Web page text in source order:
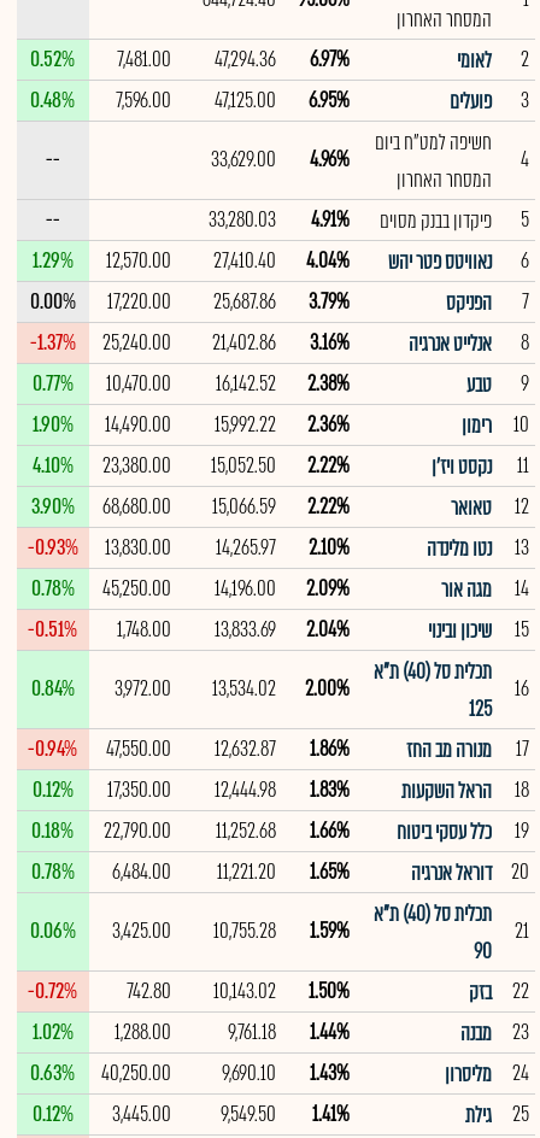
המסחר האחרון
2
לאומי 6.97%
47,294.36
7,481.00
0.52%
3
פועלים 6.95%
47,125.00
7,596.00
0.48%
4
חשיפה למט"ח ביום
המסחר האחרון
4.96%
33,629.00
--
5
פיקדון בבנק מסוים 4.91%
33,280.03
--
6
נאוויטס פטר יהש 4.04%
27,410.40
12,570.00
1.29%
7
הפניקס 3.79%
25,687.86
17,220.00
0.00%
8
אנלייט אנרגיה 3.16%
21,402.86
25,240.00
-1.37%
9
טבע 2.38%
16,142.52
10,470.00
0.77%
10
רימון 2.36%
15,992.22
14,490.00
1.90%
11
נקסט ויז'ן 2.22%
15,052.50
23,380.00
4.10%
12
טאואר 2.22%
15,066.59
68,680.00
3.90%
13
נטו מלינדה 2.10%
14,265.97
13,830.00
-0.93%
14
מגה אור 2.09%
14,196.00
45,250.00
0.78%
15
שיכון ובינוי 2.04%
13,833.69
1,748.00
-0.51%
16
תכלית סל (40) ת"א
125
2.00%
13,534.02
3,972.00
0.84%
17
מנורה מב החז 1.86%
12,632.87
47,550.00
-0.94%
18
הראל השקעות 1.83%
12,444.98
17,350.00
0.12%
19
כלל עסקי ביטוח 1.66%
11,252.68
22,790.00
0.18%
20
דוראל אנרגיה 1.65%
11,221.20
6,484.00
0.78%
21
תכלית סל (40) ת"א
90
1.59%
10,755.28
3,425.00
0.06%
22
בזק 1.50%
10,143.02
742.80
-0.72%
23
מבנה 1.44%
9,761.18
1,288.00
1.02%
24
מליסרון 1.43%
9,690.10
40,250.00
0.63%
25
גילת 1.41%
9,549.50
3,445.00
0.12%